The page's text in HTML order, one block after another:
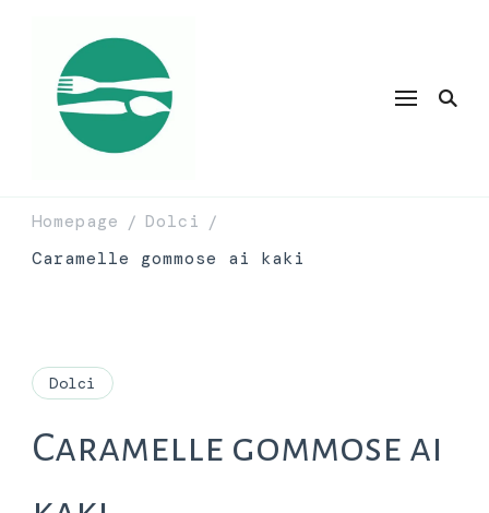
Homepage / Dolci /
Caramelle gommose ai kaki
Dolci
Caramelle gommose ai